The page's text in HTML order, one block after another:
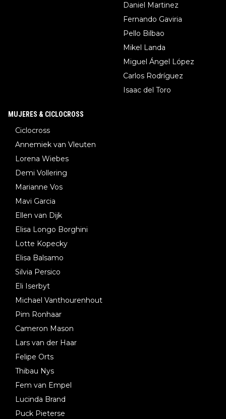
Daniel Martinez
Fernando Gaviria
Pello Bilbao
Mikel Landa
Miguel Ángel López
Carlos Rodríguez
Isaac del Toro
MUJERES & CICLOCROSS
Ciclocross
Annemiek van Vleuten
Lorena Wiebes
Demi Vollering
Marianne Vos
Mavi Garcia
Ellen van Dijk
Elisa Longo Borghini
Lotte Kopecky
Elisa Balsamo
Silvia Persico
Eli Iserbyt
Michael Vanthourenhout
Pim Ronhaar
Cameron Mason
Lars van der Haar
Felipe Orts
Thibau Nys
Fem van Empel
Lucinda Brand
Puck Pieterse